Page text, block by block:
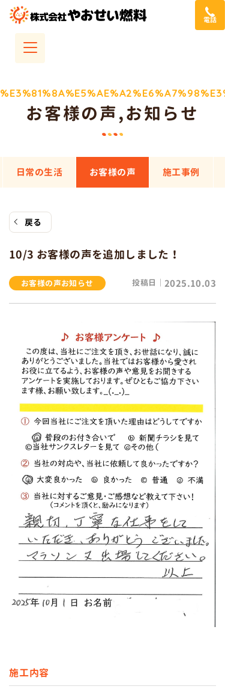
へ
電話
お客様の声,お知らせ
日常の生活 お客様の声 施工事例
戻る
10/3 お客様の声を追加しました！
お客様の声お知らせ 投稿日｜ 2025.10.03
施工内容